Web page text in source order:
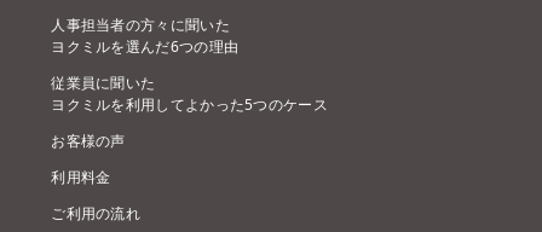
人事担当者の方々に聞いた
ヨクミルを選んだ6つの理由
従業員に聞いた
ヨクミルを利用してよかった5つのケース
お客様の声
利用料金
ご利用の流れ